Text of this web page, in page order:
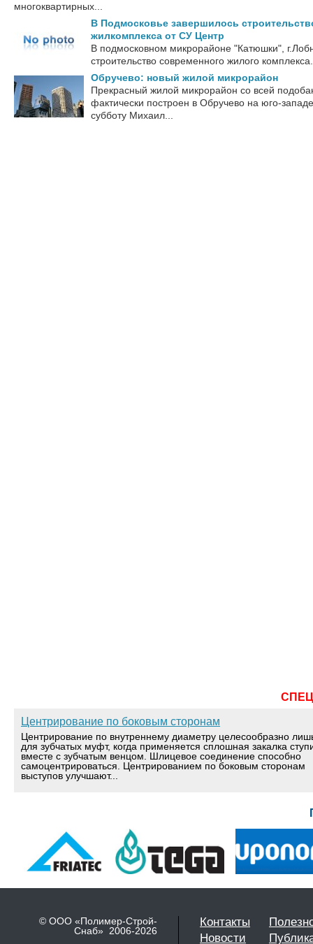
многоквартирных...
В Подмосковье завершилось
жилкомплекса от СУ Центр
В подмосковном микрорайоне "Катюшки",
строительство современного жилого
Обручево: новый жилой микрорайон
Прекрасный жилой микрорайон со всей
фактически построен в Обручево на юго-
субботу Михаил...
Центрирование по боковым сторонам
Центрирование по внутреннему диаметру целесообразно
для зубчатых муфт, когда применяется сплошная закалка
вместе с зубчатым венцом. Шлицевое соединение способно
самоцентрироваться. Центрированием по боковым сторонам
выступов улучшают...
© ООО «Полимер-Строй-
Снаб» 2006-2026
Контакты
Новости